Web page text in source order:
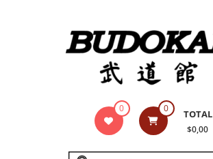
Indumentaria
0 0 TOTAL
$0,00